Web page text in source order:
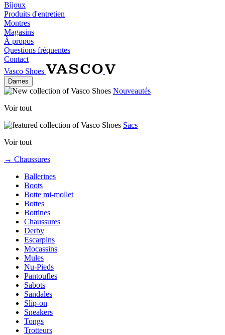
Bijoux
Produits d'entretien
Montres
Magasins
À propos
Questions fréquentes
Contact
Vasco Shoes
Dames
Nouveautés
Voir tout
Sacs
Voir tout
→ Chaussures
Ballerines
Boots
Botte mi-mollet
Bottes
Bottines
Chaussures
Derby
Escarpins
Mocassins
Mules
Nu-Pieds
Pantoufles
Sabots
Sandales
Slip-on
Sneakers
Tongs
Trotteurs